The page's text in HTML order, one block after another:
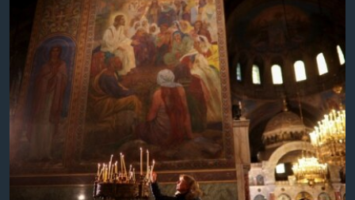
XALQARO HAYOT
VASHINGTON CHOYXONASI
MOBIL-SALOM!
XABARLAR SURATLARDA
FACEBOOK
YOUTUBE
INSTAGRAM
ODNOKLASSNIKI
SOUNDCLOUD
INGLIZ TILI DARSLARI
EDITORIAL
Learning English